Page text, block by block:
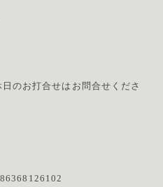
のお打合せはお問合せくださ